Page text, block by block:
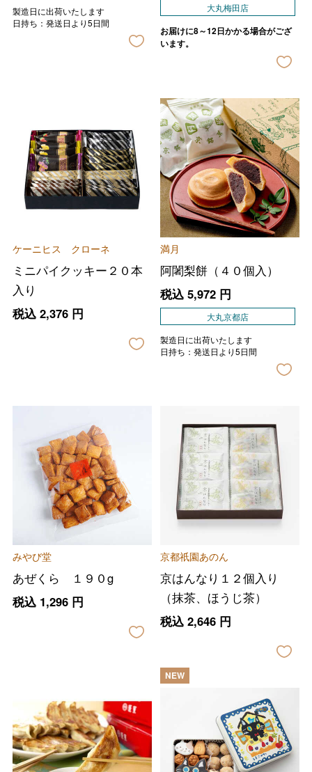
製造日に出荷いたします
日持ち：発送日より5日間
大丸梅田店
お届けに8～12日かかる場合がござ
います。
ケーニヒス クローネ
ミニパイクッキー２０本
入り
税込 2,376円
満月
阿闍梨餅（４０個入）
税込 5,972円
大丸京都店
製造日に出荷いたします
日持ち：発送日より5日間
みやび堂
あぜくら １９０g
税込 1,296円
京都祇園あのん
京はんなり１２個入り
（抹茶、ほうじ茶）
税込 2,646円
NEW